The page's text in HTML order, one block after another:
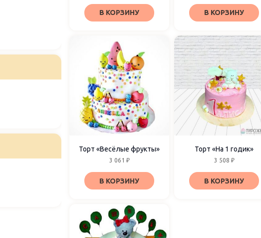
В КОРЗИНУ В КОРЗИНУ
Торт «Весёлые фрукты»
3 061 ₽
В КОРЗИНУ
Торт «На 1 годик»
3 508 ₽
В КОРЗИНУ